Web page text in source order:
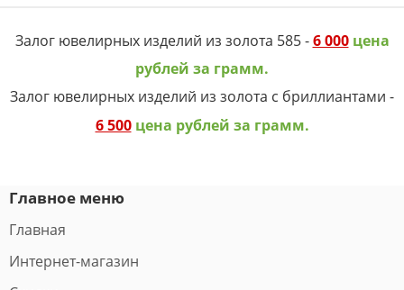
Залог ювелирных изделий из золота 585 -6 000цена
рублей за грамм.
Залог ювелирных изделий из золота с бриллиантами -
6 500цена рублей за грамм.
Главное меню
Главная
Интернет-магазин